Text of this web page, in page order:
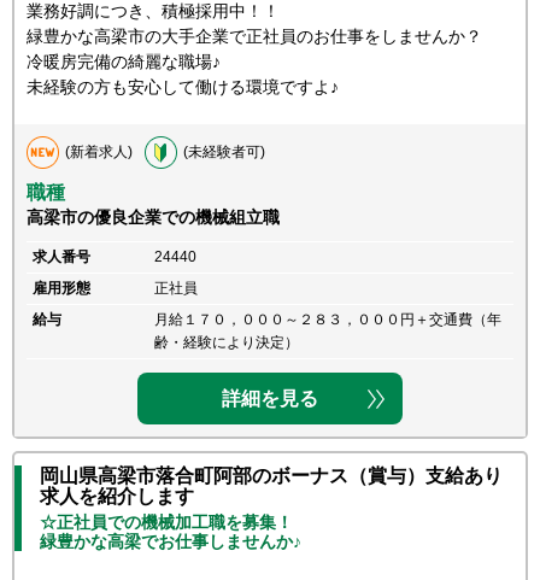
業務好調につき、積極採用中！！
緑豊かな高梁市の大手企業で正社員のお仕事をしませんか？
冷暖房完備の綺麗な職場♪
未経験の方も安心して働ける環境ですよ♪
(新着求人) (未経験者可)
職種
高梁市の優良企業での機械組立職
求人番号
24440
雇用形態
正社員
給与
月給１７０，０００～２８３，０００円＋交通費（年
齢・経験により決定）
詳細を見る
岡山県高梁市落合町阿部のボーナス（賞与）支給あり
求人を紹介します
☆正社員での機械加工職を募集！
緑豊かな高梁でお仕事しませんか♪